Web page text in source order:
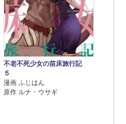
不老不死少女の苗床旅行記
５
漫画 ふじはん
原作 ルナ・ウサギ